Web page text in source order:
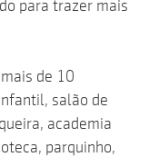
para trazer mais
de 10
salão de
academia
parquinho,